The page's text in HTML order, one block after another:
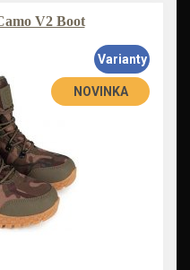
V2 Boot
NOVINKA
Varianty